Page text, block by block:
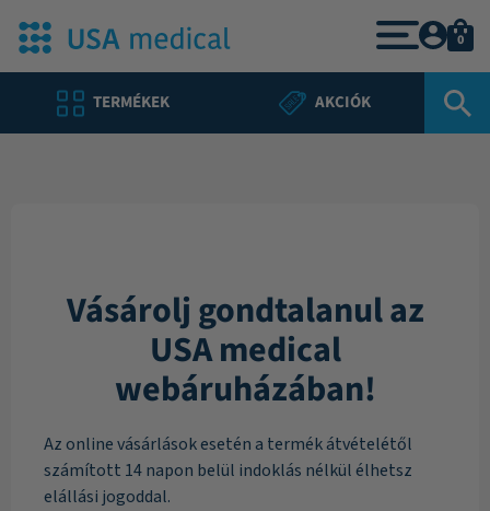
TERMÉKEK AKCIÓK
0
Vásárolj gondtalanul az
USA medical
webáruházában!
Az online vásárlások esetén a termék átvételétől
számított 14 napon belül indoklás nélkül élhetsz
elállási jogoddal.